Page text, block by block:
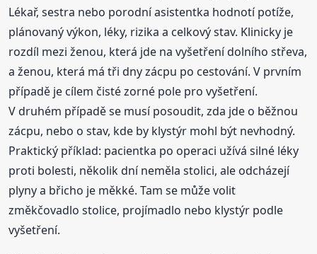
Lékař, sestra nebo porodní asistentka hodnotí potíže,
plánovaný výkon, léky, rizika a celkový stav. Klinicky je
rozdíl mezi ženou, která jde na vyšetření dolního střeva,
a ženou, která má tři dny zácpu po cestování. V prvním
případě je cílem čisté zorné pole pro vyšetření.
V druhém případě se musí posoudit, zda jde o běžnou
zácpu, nebo o stav, kde by klystýr mohl být nevhodný.
Praktický příklad: pacientka po operaci užívá silné léky
proti bolesti, několik dní neměla stolici, ale odcházejí
plyny a břicho je měkké. Tam se může volit
změkčovadlo stolice, projímadlo nebo klystýr podle
vyšetření.